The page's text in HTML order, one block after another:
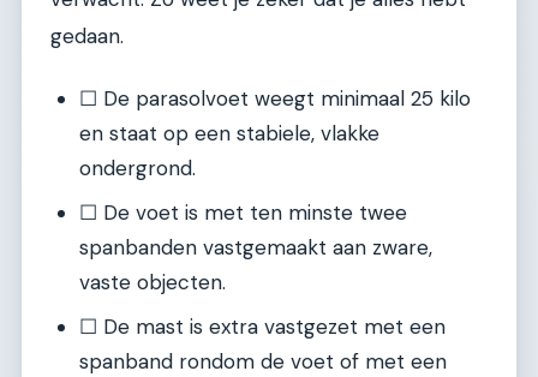
gedaan.
☐ De parasolvoet weegt minimaal 25 kilo
en staat op een stabiele, vlakke
ondergrond.
☐ De voet is met ten minste twee
spanbanden vastgemaakt aan zware,
vaste objecten.
☐ De mast is extra vastgezet met een
spanband rondom de voet of met een